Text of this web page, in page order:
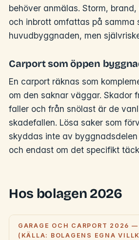
behöver anmälas. Storm,
och inbrott omfattas på samma
huvudbyggnaden, men
Carport som öppen
En carport räknas som
om den saknar väggar. Skador
faller och från snölast är de
skadefallen. Lösa saker som
skyddas inte av
och endast om det specifikt
Hos bolagen 2026
GARAGE OCH CARPORT 2026
(KÄLLA: BOLAGENS EGNA